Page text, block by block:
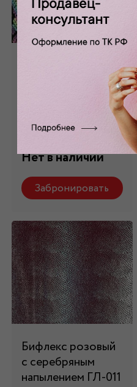
э,5%ла
Нет в наличии
Забронировать
Бифлекс розовый
с серебряным
напылением ГЛ-011